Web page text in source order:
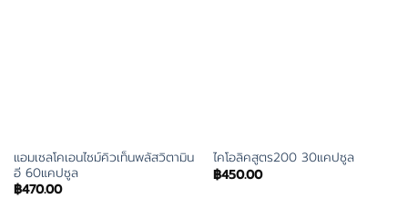
แอมเซลโคเอนไซม์คิวเท็นพลัสวิตามิน
อี 60แคปซูล
฿470.00
ไคโอลิคสูตร200 30แคปซูล
฿450.00